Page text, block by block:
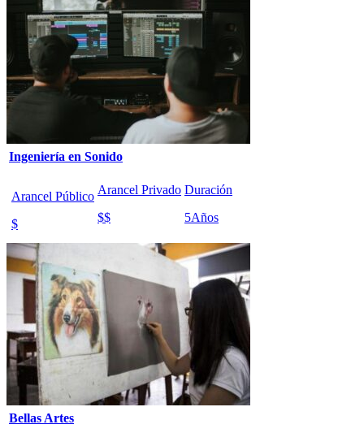
Ingeniería en Sonido
Arancel Público
$
Arancel Privado
$$
Duración
5Años
Bellas Artes